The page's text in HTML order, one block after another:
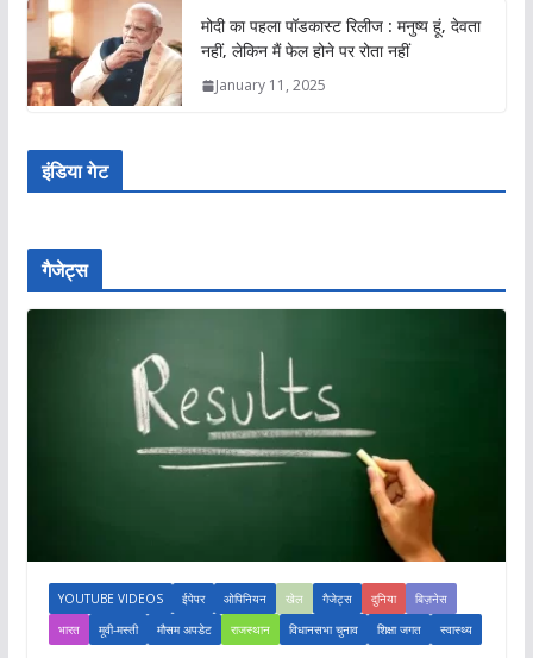
मोदी का पहला पॉडकास्ट रिलीज : मनुष्य हूं, देवता
नहीं, लेकिन मैं फेल होने पर रोता नहीं
January 11, 2025
इंडिया गेट
गैजेट्स
YOUTUBE VIDEOS ईपेपर ओपिनियन खेल गैजेट्स दुनिया
बिज़नेस
भारत
मूवी-मस्ती मौसम अपडेट राजस्थान विधानसभा चुनाव शिक्षा जगत स्वास्थ्य